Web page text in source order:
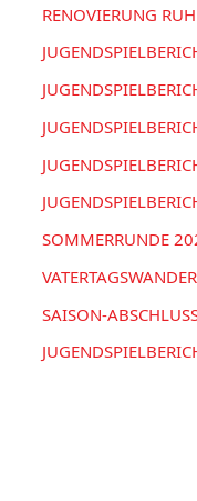
RENOVIERUNG
SOMMERRUNDE
SAISON-